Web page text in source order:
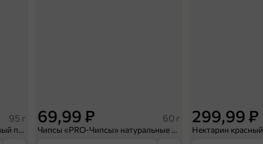
95 г
Мороженое «Medino» ванильный пломбир в рожке, 95 г
69,99 ₽ 60 г
Чипсы «PRO-Чипсы» натуральные картофельные со вкусом краба, 60 г
299,99 ₽
Нектарин красный